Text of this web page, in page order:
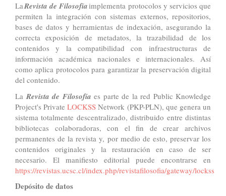
LaRevista de Filosofíaimplementa protocolos y servicios que
permiten la integración con sistemas externos, repositorios,
bases de datos y herramientas de indexación, asegurando la
correcta exposición de metadatos, la trazabilidad de los
contenidos y la compatibilidad con infraestructuras de
información académica nacionales e internacionales. Así
como aplica protocolos para garantizar la preservación digital
del contenido.
La Revista de Filosofía es parte de la red Public Knowledge
Project's PrivateLOCKSS Network (PKP-PLN), que genera un
sistema totalmente descentralizado, distribuido entre distintas
bibliotecas colaboradoras, con el fin de crear archivos
permanentes de la revista y, por medio de esto, preservar los
contenidos originales y la restauración en caso de ser
necesario. El manifiesto editorial puede encontrarse en
https://revistas.ucsc.cl/index.php/revistafilosofia/gateway/lockss
Depósito de datos